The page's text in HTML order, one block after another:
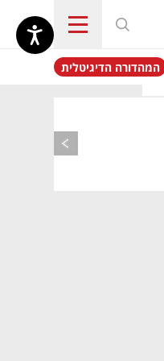
נפתח בכרטיסייה חדשה
המהדורה הדיגיטלית